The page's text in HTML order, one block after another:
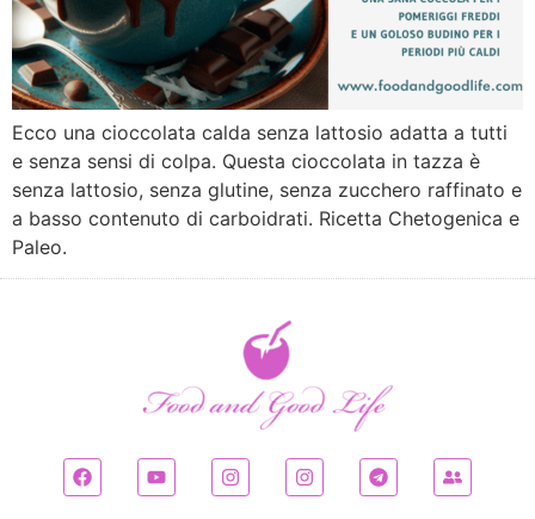
Ecco una cioccolata calda senza lattosio adatta a tutti
e senza sensi di colpa. Questa cioccolata in tazza è
senza lattosio, senza glutine, senza zucchero raffinato e
a basso contenuto di carboidrati. Ricetta Chetogenica e
Paleo.